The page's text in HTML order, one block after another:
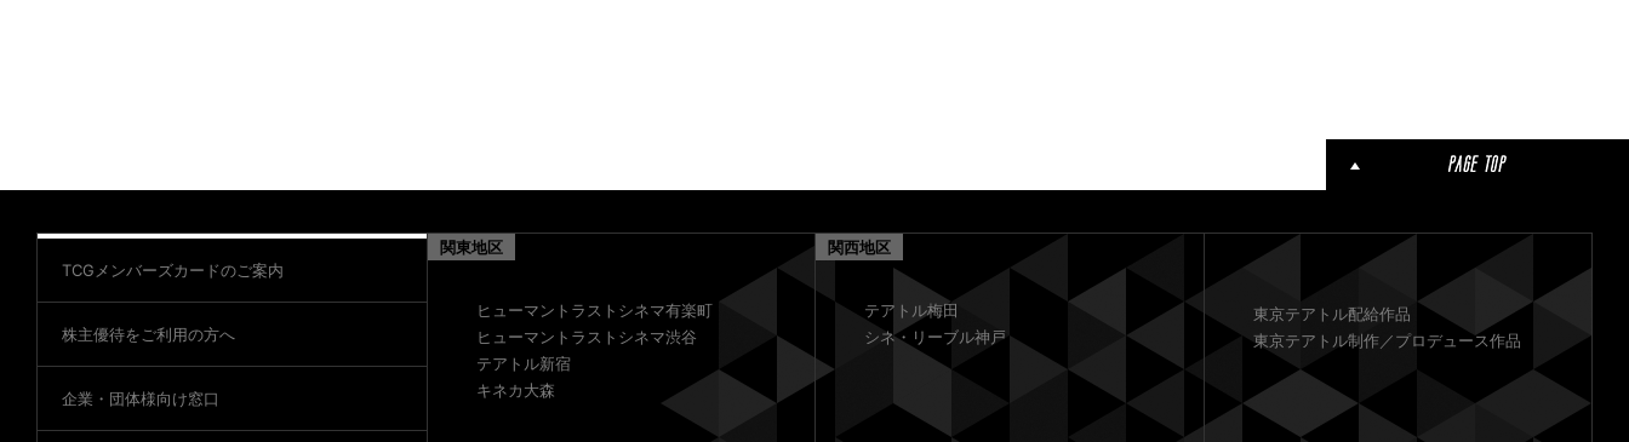
TCGメンバーズカードのご案内
株主優待をご利用の方へ
企業・団体様向け窓口
関東地区
ヒューマントラストシネマ有楽町
ヒューマントラストシネマ渋谷
テアトル新宿
キネカ大森
関西地区
テアトル梅田
シネ・リーブル神戸
東京テアトル配給作品
東京テアトル制作／プロデュース作品